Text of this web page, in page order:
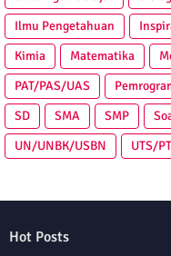
Ilmu Pengetahuan
Kimia
Matematika
PAT/PAS/UAS
SD
SMA SMP
UN/UNBK/USBN
UTS/
Hot Posts